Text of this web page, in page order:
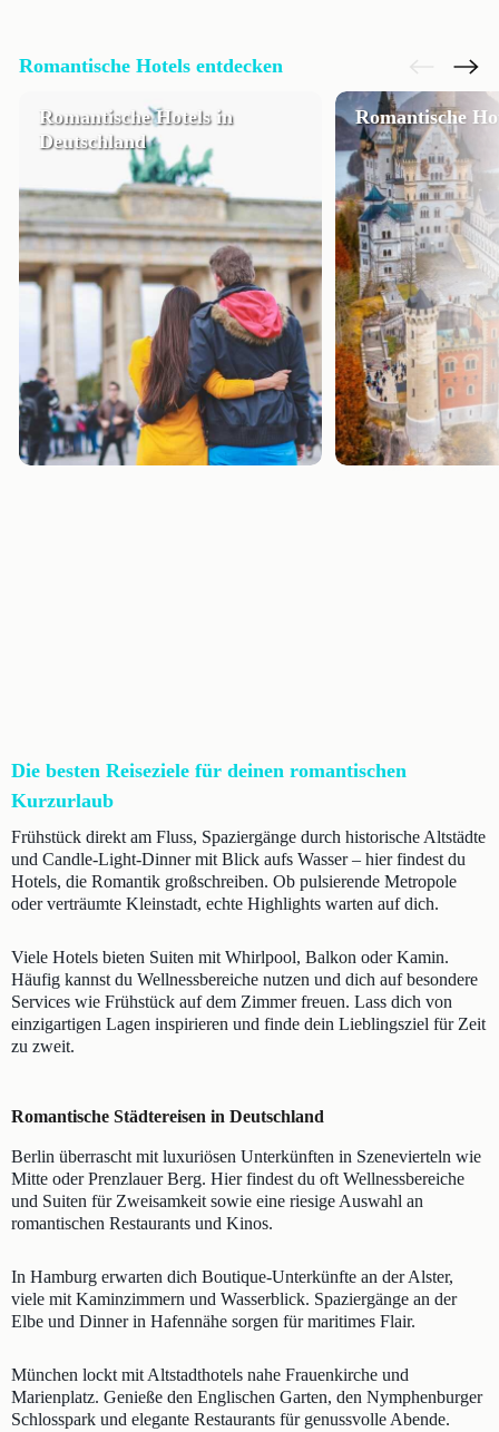
Romantische Hotels entdecken
Romantische Hotels in
Deutschland
Romantische
Die besten Reiseziele für deinen romantischen
Kurzurlaub
Frühstück direkt am Fluss, Spaziergänge durch historische Altstädte
und Candle-Light-Dinner mit Blick aufs Wasser – hier findest du
Hotels, die Romantik großschreiben. Ob pulsierende Metropole
oder verträumte Kleinstadt, echte Highlights warten auf dich.
Viele Hotels bieten Suiten mit Whirlpool, Balkon oder Kamin.
Häufig kannst du Wellnessbereiche nutzen und dich auf besondere
Services wie Frühstück auf dem Zimmer freuen. Lass dich von
einzigartigen Lagen inspirieren und finde dein Lieblingsziel für Zeit
zu zweit.
Romantische Städtereisen in Deutschland
Berlin überrascht mit luxuriösen Unterkünften in Szenevierteln wie
Mitte oder Prenzlauer Berg. Hier findest du oft Wellnessbereiche
und Suiten für Zweisamkeit sowie eine riesige Auswahl an
romantischen Restaurants und Kinos.
In Hamburg erwarten dich Boutique-Unterkünfte an der Alster,
viele mit Kaminzimmern und Wasserblick. Spaziergänge an der
Elbe und Dinner in Hafennähe sorgen für maritimes Flair.
München lockt mit Altstadthotels nahe Frauenkirche und
Marienplatz. Genieße den Englischen Garten, den Nymphenburger
Schlosspark und elegante Restaurants für genussvolle Abende.